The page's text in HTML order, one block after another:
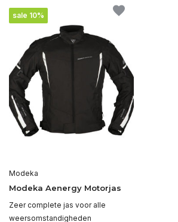
sale 10%
Modeka
Modeka Aenergy Motorjas
Zeer complete jas voor alle
weersomstandigheden